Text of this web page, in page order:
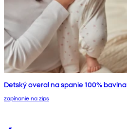
Detský overal na spanie 100% bavlna
zapínanie na zips